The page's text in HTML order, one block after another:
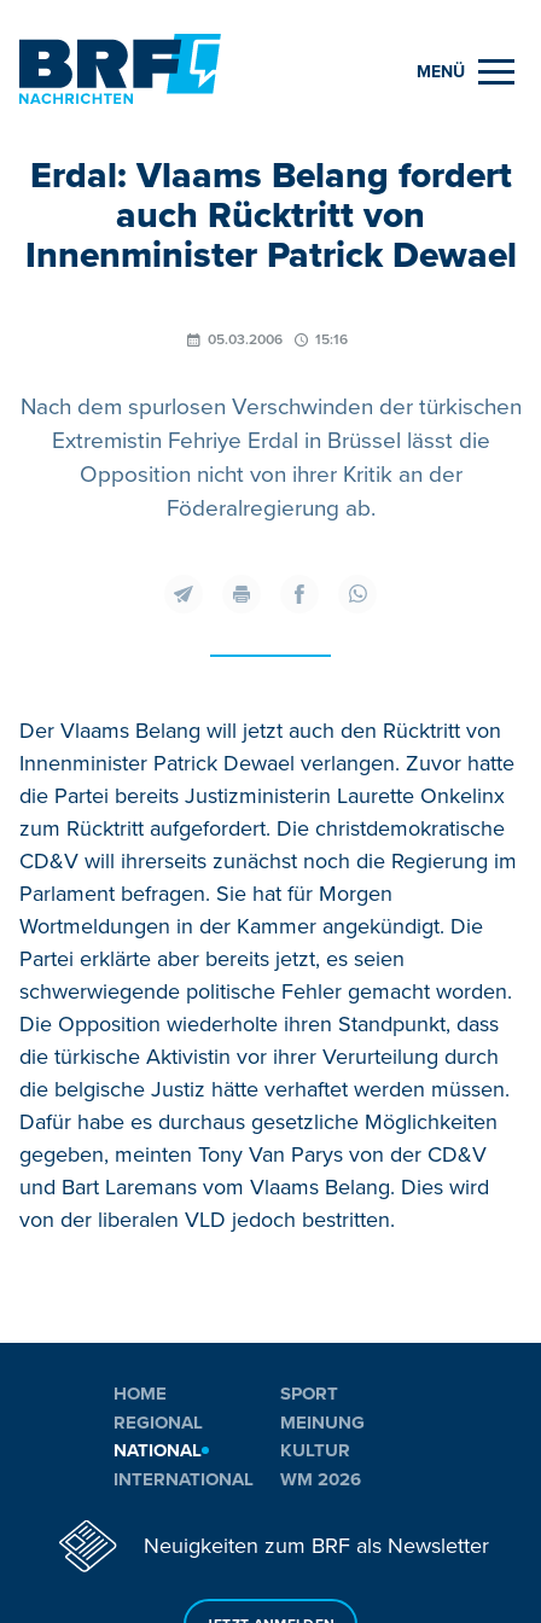
MENÜ
Erdal: Vlaams Belang fordert
auch Rücktritt von
Innenminister Patrick Dewael
05.03.2006 15:16
Nach dem spurlosen Verschwinden der türkischen
Extremistin Fehriye Erdal in Brüssel lässt die
Opposition nicht von ihrer Kritik an der
Föderalregierung ab.
Der Vlaams Belang will jetzt auch den Rücktritt von
Innenminister Patrick Dewael verlangen. Zuvor hatte
die Partei bereits Justizministerin Laurette Onkelinx
zum Rücktritt aufgefordert. Die christdemokratische
CD&V will ihrerseits zunächst noch die Regierung im
Parlament befragen. Sie hat für Morgen
Wortmeldungen in der Kammer angekündigt. Die
Partei erklärte aber bereits jetzt, es seien
schwerwiegende politische Fehler gemacht worden.
Die Opposition wiederholte ihren Standpunkt, dass
die türkische Aktivistin vor ihrer Verurteilung durch
die belgische Justiz hätte verhaftet werden müssen.
Dafür habe es durchaus gesetzliche Möglichkeiten
gegeben, meinten Tony Van Parys von der CD&V
und Bart Laremans vom Vlaams Belang. Dies wird
von der liberalen VLD jedoch bestritten.
HOME
REGIONAL
NATIONAL
INTERNATIONAL
SPORT
MEINUNG
KULTUR
WM 2026
Neuigkeiten zum BRF als Newsletter